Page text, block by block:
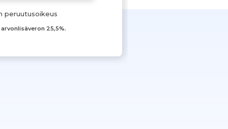
peruutusoikeus
25,5%.